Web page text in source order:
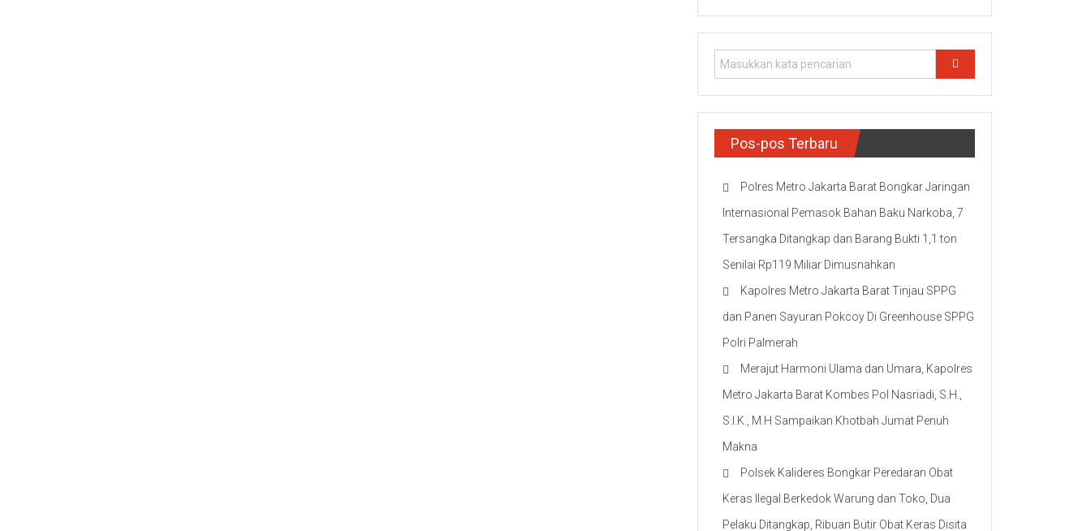
Pos-pos Terbaru
Polres Metro Jakarta Barat Bongkar Jaringan
Internasional Pemasok Bahan Baku Narkoba, 7
Tersangka Ditangkap dan Barang Bukti 1,1 ton
Senilai Rp119 Miliar Dimusnahkan
Kapolres Metro Jakarta Barat Tinjau SPPG
dan Panen Sayuran Pokcoy Di Greenhouse SPPG
Polri Palmerah
Merajut Harmoni Ulama dan Umara, Kapolres
Metro Jakarta Barat Kombes Pol Nasriadi, S.H.,
S.I.K., M.H Sampaikan Khotbah Jumat Penuh
Makna
Polsek Kalideres Bongkar Peredaran Obat
Keras Ilegal Berkedok Warung dan Toko, Dua
Pelaku Ditangkap, Ribuan Butir Obat Keras Disita